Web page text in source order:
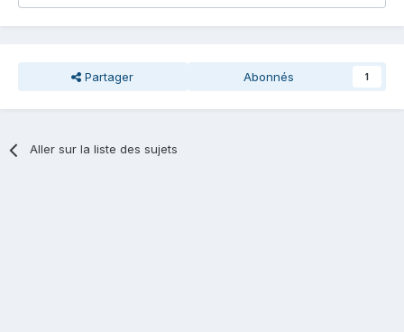
Partager Abonnés 1
Aller sur la liste des sujets